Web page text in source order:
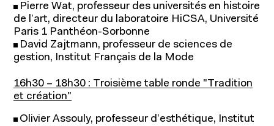
À propos
Pierre Wat, professeur des universités en histoire
de l’art, directeur du laboratoire HiCSA, Université
Paris 1 Panthéon-Sorbonne
David Zajtmann, professeur de sciences de
gestion, Institut Français de la Mode
16h30 – 18h30 : Troisième table ronde "Tradition
et création"
Olivier Assouly, professeur d’esthétique, Institut